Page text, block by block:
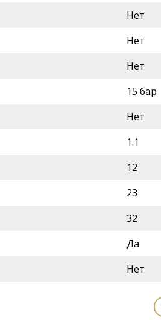
Нет
Нет
Нет
15 бар
Нет
1.1
12
23
32
Да
Нет